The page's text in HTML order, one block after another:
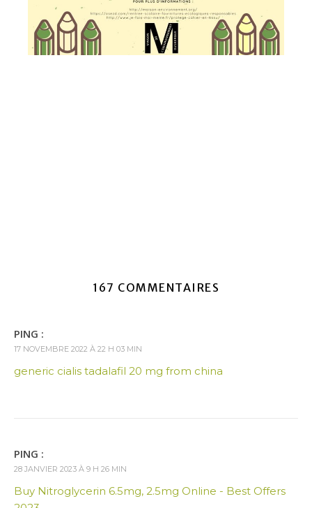
167 COMMENTAIRES
PING :
17 NOVEMBRE 2022 À 22 H 03 MIN
generic cialis tadalafil 20 mg from china
PING :
28 JANVIER 2023 À 9 H 26 MIN
Buy Nitroglycerin 6.5mg, 2.5mg Online - Best Offers